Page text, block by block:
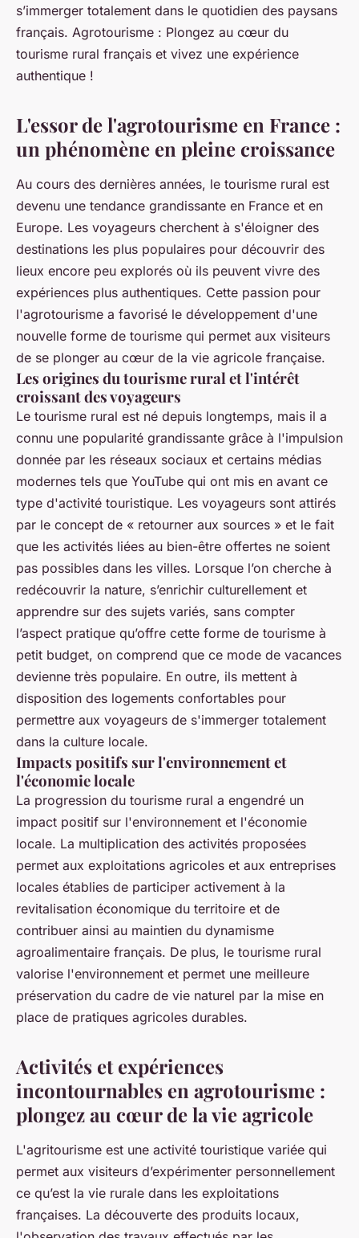
s’immerger totalement dans le quotidien des paysans
français. Agrotourisme : Plongez au cœur du
tourisme rural français et vivez une expérience
authentique !
L'essor de l'agrotourisme en France :
un phénomène en pleine croissance
Au cours des dernières années, le tourisme rural est
devenu une tendance grandissante en France et en
Europe. Les voyageurs cherchent à s'éloigner des
destinations les plus populaires pour découvrir des
lieux encore peu explorés où ils peuvent vivre des
expériences plus authentiques. Cette passion pour
l'agrotourisme a favorisé le développement d'une
nouvelle forme de tourisme qui permet aux visiteurs
de se plonger au cœur de la vie agricole française.
Les origines du tourisme rural et l'intérêt
croissant des voyageurs
Le tourisme rural est né depuis longtemps, mais il a
connu une popularité grandissante grâce à l'impulsion
donnée par les réseaux sociaux et certains médias
modernes tels que YouTube qui ont mis en avant ce
type d'activité touristique. Les voyageurs sont attirés
par le concept de « retourner aux sources » et le fait
que les activités liées au bien-être offertes ne soient
pas possibles dans les villes. Lorsque l’on cherche à
redécouvrir la nature, s’enrichir culturellement et
apprendre sur des sujets variés, sans compter
l’aspect pratique qu’offre cette forme de tourisme à
petit budget, on comprend que ce mode de vacances
devienne très populaire. En outre, ils mettent à
disposition des logements confortables pour
permettre aux voyageurs de s'immerger totalement
dans la culture locale.
Impacts positifs sur l'environnement et
l'économie locale
La progression du tourisme rural a engendré un
impact positif sur l'environnement et l'économie
locale. La multiplication des activités proposées
permet aux exploitations agricoles et aux entreprises
locales établies de participer activement à la
revitalisation économique du territoire et de
contribuer ainsi au maintien du dynamisme
agroalimentaire français. De plus, le tourisme rural
valorise l'environnement et permet une meilleure
préservation du cadre de vie naturel par la mise en
place de pratiques agricoles durables.
Activités et expériences
incontournables en agrotourisme :
plongez au cœur de la vie agricole
L'agritourisme est une activité touristique variée qui
permet aux visiteurs d’expérimenter personnellement
ce qu’est la vie rurale dans les exploitations
françaises. La découverte des produits locaux,